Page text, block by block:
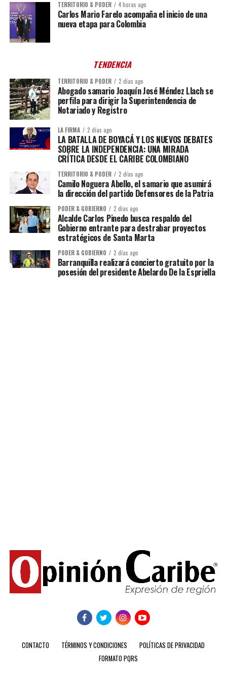
TERRITORIO & PODER 4 horas ago
Carlos Mario Farelo acompaña el inicio de una
nueva etapa para Colombia
TENDENCIA
TERRITORIO & PODER 2 días ago
Abogado samario Joaquín José Méndez Llach se
perfila para dirigir la Superintendencia de
Notariado y Registro
LA FIRMA 2 días ago
LA BATALLA DE BOYACÁ Y LOS NUEVOS DEBATES
SOBRE LA INDEPENDENCIA: UNA MIRADA
CRÍTICA DESDE EL CARIBE COLOMBIANO
TERRITORIO & PODER 2 días ago
Camilo Noguera Abello, el samario que asumirá
la dirección del partido Defensores de la Patria
PODER & GOBIERNO 2 días ago
Alcalde Carlos Pinedo busca respaldo del
Gobierno entrante para destrabar proyectos
estratégicos de Santa Marta
PODER & GOBIERNO 2 días ago
Barranquilla realizará concierto gratuito por la
posesión del presidente Abelardo De la Espriella
CONTACTO TÉRMINOS Y CONDICIONES
POLÍTICAS DE PRIVACIDAD
FORMATO PQRS